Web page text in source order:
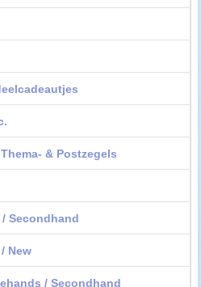
& Postzegels
Secondhand
New
/ Secondhand